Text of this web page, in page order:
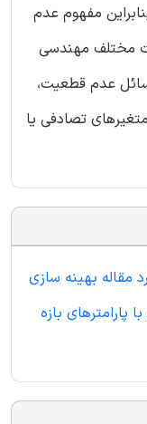
مفهوم عدم
مختلف مهندسی
عدم قطعیت،
تصادفی یا
مقاله بهینه سازی
پارامترهای بازه